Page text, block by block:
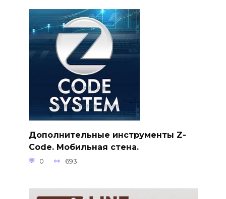
Дополнительные инструменты Z-
Code. Мобильная стена.
0 693